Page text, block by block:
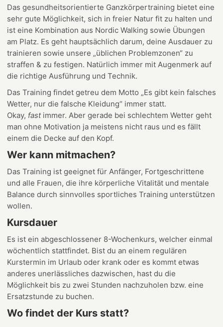
Das gesundheitsorientierte Ganzkörpertraining bietet eine
sehr gute Möglichkeit, sich in freier Natur fit zu halten und
ist eine Kombination aus Nordic Walking sowie Übungen
am Platz. Es geht hauptsächlich darum, deine Ausdauer zu
trainieren sowie unsere „üblichen Problemzonen“ zu
straffen & zu festigen. Natürlich immer mit Augenmerk auf
die richtige Ausführung und Technik.
Das Training findet getreu dem Motto „Es gibt kein falsches
Wetter, nur die falsche Kleidung“ immer statt.
Okay, fastimmer. Aber gerade bei schlechtem Wetter geht
man ohne Motivation ja meistens nicht raus und es fällt
einem die Decke auf den Kopf.
Wer kann mitmachen?
Das Training ist geeignet für Anfänger, Fortgeschrittene
und alle Frauen, die ihre körperliche Vitalität und mentale
Balance durch sinnvolles sportliches Training unterstützen
wollen.
Kursdauer
Es ist ein abgeschlossener 8-Wochenkurs, welcher einmal
wöchentlich stattfindet. Bist du an einem regulären
Kurstermin im Urlaub oder krank oder es kommt etwas
anderes unerlässliches dazwischen, hast du die
Möglichkeit bis zu zwei Stunden nachzuholen bzw. eine
Ersatzstunde zu buchen.
Wo findet der Kurs statt?